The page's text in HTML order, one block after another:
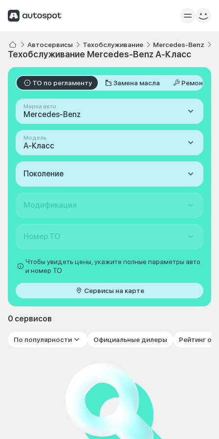
Автосервисы Техобслуживание Mercedes-Benz
Техобслуживание Mercedes-Benz A-Класс
ТО по регламенту Замена масла Ремонт
Марка авто
Mercedes-Benz
Модель
A-Класс
Поколение
Модификация
Номер ТО
Чтобы увидеть цены, укажите полные параметры авто
и номер ТО
Сервисы на карте
0 сервисов
По популярности Официальные дилеры Рейтинг